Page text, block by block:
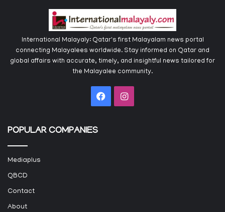
International Malayaly: Qatar's first Malayalam news portal
connecting Malayalees worldwide. Stay informed on Qatar and
global affairs with accurate, timely, and insightful news tailored for
the Malayalee community.
FacebookInstagram
POPULAR COMPANIES
Mediaplus
QBCD
Contact
About